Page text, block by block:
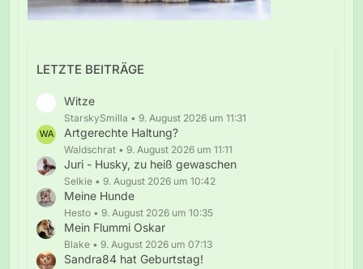
LETZTE BEITRÄGE
Witze
StarskySmilla 9. August 2026 um 11:31
Artgerechte Haltung?
Waldschrat 9. August 2026 um 11:11
Juri - Husky, zu heiß gewaschen
Selkie 9. August 2026 um 10:42
Meine Hunde
Hesto 9. August 2026 um 10:35
Mein Flummi Oskar
Blake 9. August 2026 um 07:13
Sandra84 hat Geburtstag!